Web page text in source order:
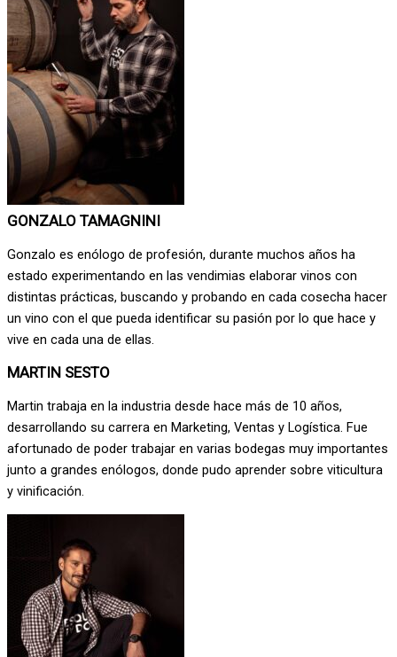
GONZALO TAMAGNINI
Gonzalo es enólogo de profesión, durante muchos años ha
estado experimentando en las vendimias elaborar vinos con
distintas prácticas, buscando y probando en cada cosecha hacer
un vino con el que pueda identificar su pasión por lo que hace y
vive en cada una de ellas.
MARTIN SESTO
Martin trabaja en la industria desde hace más de 10 años,
desarrollando su carrera en Marketing, Ventas y Logística. Fue
afortunado de poder trabajar en varias bodegas muy importantes
junto a grandes enólogos, donde pudo aprender sobre viticultura
y vinificación.